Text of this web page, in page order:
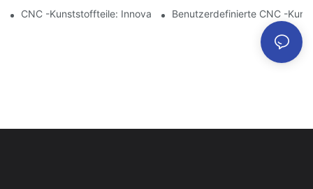
CNC -Kunststoffteile: Innovation In Der Unterhaltungselektronik
Benutzerdefinierte CNC -